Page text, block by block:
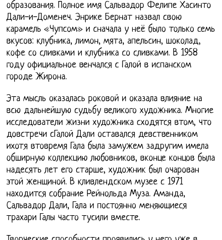
образования. Полное имя Сальвадор Фелипе Хасинто
Дали-и-Доменеч. Энрике Бернат назвал свою
карамель «Чупсом» и сначала у неё было только семь
вкусов: клубника, лимон, мята, апельсин, шоколад,
кофе со сливками и клубника со сливками. В 1958
году официальное венчался с Галой в испанском
городе Жирона.
Эта мысль оказалась роковой и оказала влияние на
всю дальнейшую судьбу великого художника. Многие
исследователи жизни художника сходятся втом, что
довстречи сГалой Дали оставался девственником
ихотя втовремя Гала была замужем задругим имела
обширную коллекцию любовников, вконце концов была
надесять лет его старше, художник был очарован
этой женщиной. В кливлендском музее с 1971
находится собрание Рейнольда Муза. Аманда,
Сальвадор Дали, Гала и постоянно меняющиеся
трахари Галы часто тусили вместе.